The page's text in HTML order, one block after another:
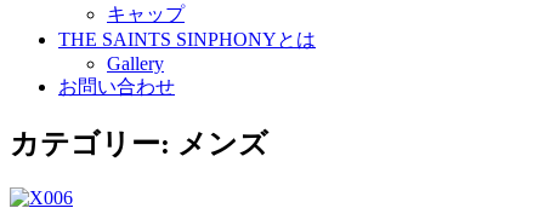
キャップ
THE SAINTS SINPHONYとは
Gallery
お問い合わせ
カテゴリー: メンズ